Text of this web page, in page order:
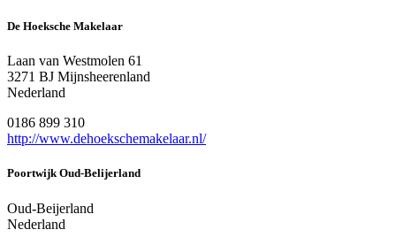
De Hoeksche Makelaar
Laan van Westmolen 61
3271 BJ Mijnsheerenland
Nederland
0186 899 310
http://www.dehoekschemakelaar.nl/
Poortwijk Oud-Belijerland
Oud-Beijerland
Nederland